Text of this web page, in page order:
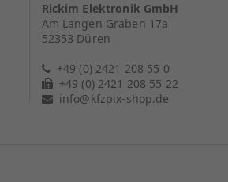
Rickim Elektronik GmbH
Am Langen Graben 17a
52353 Düren
+49 (0) 2421 208 55 0
+49 (0) 2421 208 55 22
info@kfzpix-shop.de